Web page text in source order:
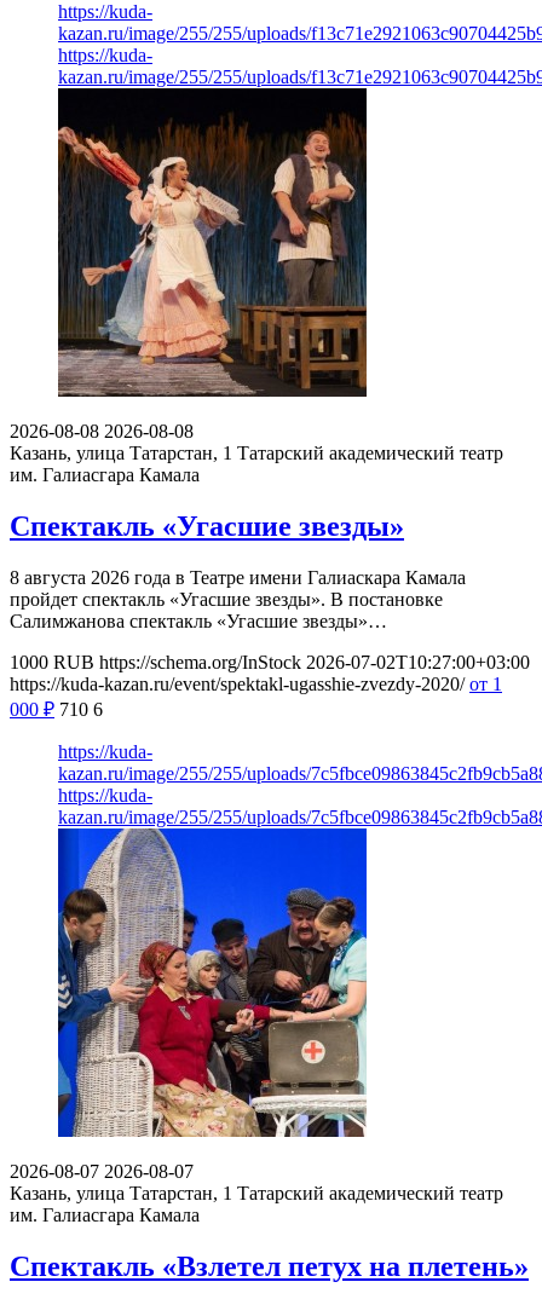
https://kuda-
kazan.ru/image/255/255/uploads/
https://kuda-
kazan.ru/image/255/255/uploads/
2026-08-08 2026-08-08
Казань, улица Татарстан, 1 Татарский академический театр
им. Галиасгара Камала
Спектакль «Угасшие звезды»
8 августа 2026 года в Театре имени Галиаскара Камала
пройдет спектакль «Угасшие звезды». В постановке
Салимжанова спектакль «Угасшие звезды»…
1000 RUB https://schema.org/InStock 2026-07-02T10:27:00+03:00
https://kuda-kazan.ru/event/spektakl-ugasshie-zvezdy-2020/ от 1
000 ₽ 710 6
https://kuda-
kazan.ru/image/255/255/uploads/
https://kuda-
kazan.ru/image/255/255/uploads/
2026-08-07 2026-08-07
Казань, улица Татарстан, 1 Татарский академический театр
им. Галиасгара Камала
Спектакль «Взлетел петух на плетень»